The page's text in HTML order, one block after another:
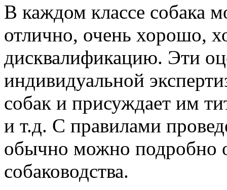
В каждом классе собака
отлично, очень хорошо,
дисквалификацию. Эти
индивидуальной
собак и присуждает им
и т.д. С правилами
обычно можно подробно
собаководства.